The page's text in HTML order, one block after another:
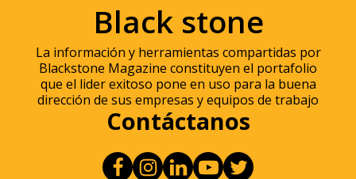
Black stone
La información y herramientas compartidas por
Blackstone Magazine constituyen el portafolio
que el lider exitoso pone en uso para la buena
dirección de sus empresas y equipos de trabajo
Contáctanos